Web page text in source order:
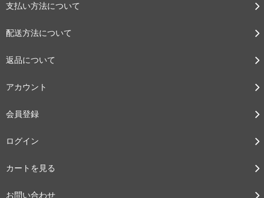
支払い方法について
配送方法について
返品について
アカウント
会員登録
ログイン
カートを見る
お問い合わせ